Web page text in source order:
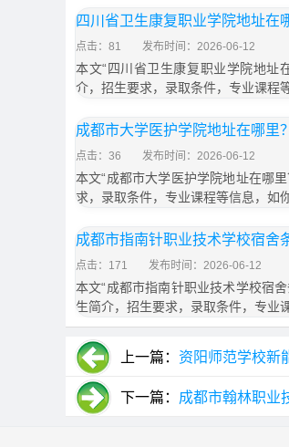
四川省卫生康复职业学院地址在
点击：81 发布时间：2026-06-12
本文“四川省卫生康复职业学院地址
介，招生要求，录取条件，专业课程
成都市大学医护学院地址在哪里？
点击：36 发布时间：2026-06-12
本文“成都市大学医护学院地址在哪
求，录取条件，专业课程等信息，如
成都市指南针职业技术学校宿舍
点击：171 发布时间：2026-06-12
本文“成都市指南针职业技术学校宿
生简介，招生要求，录取条件，专业
上一篇： 资阳师范学校新
下一篇： 成都市翰林职业